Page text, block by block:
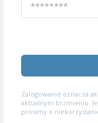
Zalogowanie oznacza
aktualnym brzmieniu.
prosimy o